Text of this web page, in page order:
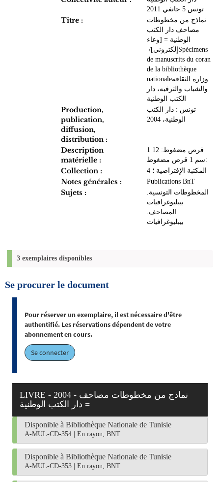
تونس 5 جانفي 2011
Titre :
نماذج من مخطوطات
مصاحف دار الكتب
الوطنية‏ = ‏[وعاء
إلكتروني]‏‏/ ‏Spécimens
de manuscrits du coran
de la bibliothèque
nationale‏ ‏وزارة الثقافة
والشباب والترفيه، دار
الكتب الوطنية
Production,
publication,
diffusion,
distribution :
تونس‏ : ‏دار الكتب
الوطنية‏‏، ‏2004
Description
matérielle :
1 قرص مضغوط‏: ‏12
سم 1 قرص مضغوط‏:
Collection : المكتبة الإفتراضية‏ ؛ ‏4
Notes générales : Publications BnT
Sujets :
المخطوطات‏ التونسية.
‏بيبليوغرافيا‏ت
المصاحف‏.
‏بيبليوغرافيا‏ت
3 exemplaires disponibles
Se procurer le document
Pour réserver un exemplaire, il est nécessaire d'être
authentifié. Les réservations dépendent de votre
abonnement en cours.
Se connecter
LIVRE - 2004 - نماذج من مخطوطات مصاحف
دار الكتب الوطنية‏ =
Disponible à Bibliothèque Nationale de Tunisie
A-MUL-CD-354 En rayon, BNT
Disponible à Bibliothèque Nationale de Tunisie
A-MUL-CD-353 En rayon, BNT